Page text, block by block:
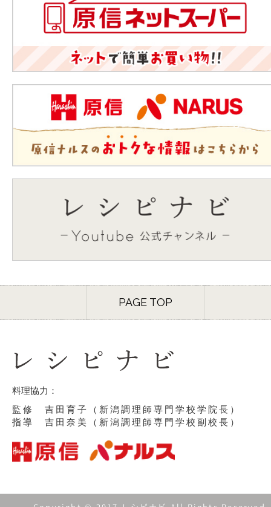
PAGE TOP
料理協力：
監修 吉田育子（新潟調理師専門学校学院長）
指導 吉田奈美（新潟調理師専門学校副校長）